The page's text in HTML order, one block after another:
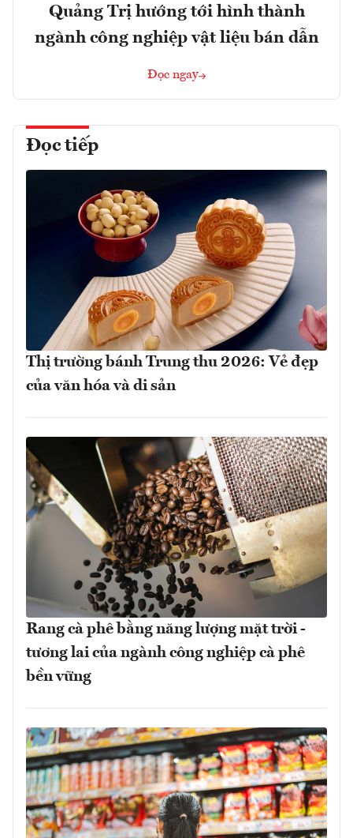
Quảng Trị hướng tới hình thành
ngành công nghiệp vật liệu bán dẫn
Đọc ngay
Đọc tiếp
Thị trường bánh Trung thu 2026: Vẻ đẹp
của văn hóa và di sản
Rang cà phê bằng năng lượng mặt trời -
tương lai của ngành công nghiệp cà phê
bền vững